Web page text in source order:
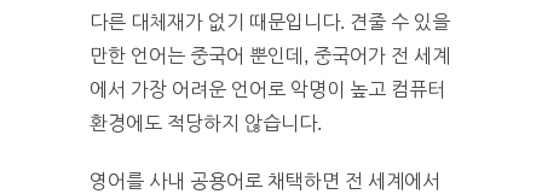
다른 대체재가 없기 때문입니다. 견줄 수 있을
만한 언어는 중국어 뿐인데, 중국어가 전 세계
에서 가장 어려운 언어로 악명이 높고 컴퓨터
환경에도 적당하지 않습니다.
영어를 사내 공용어로 채택하면 전 세계에서